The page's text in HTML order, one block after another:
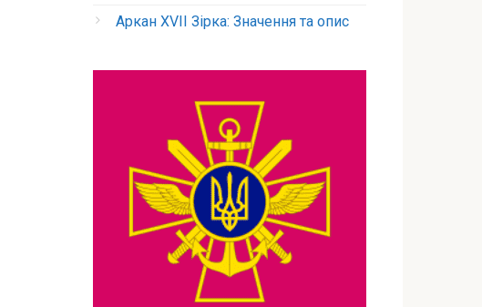
Аркан XVII Зірка: Значення та опис